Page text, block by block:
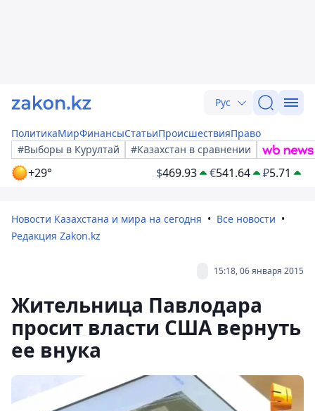
Рус
ПолитикаМирФинансыСтатьиПроисшествияПраво
#Выборы в Курултай
#Казахстан в сравнении
+29° $469.93 €541.64 ₽5.71
Новости Казахстана и мира на сегодня
Все новости
Редакция Zakon.kz
15:18, 06 января 2015
Жительница Павлодара
просит власти США вернуть
ее внука